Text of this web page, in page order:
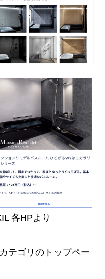
各HPより
テゴリのトップペー